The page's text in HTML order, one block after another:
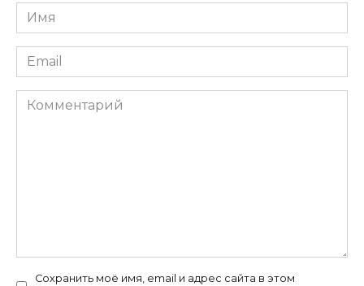
Имя
*
Email
*
Комментарий
Сохранить моё имя, email и адрес сайта в этом